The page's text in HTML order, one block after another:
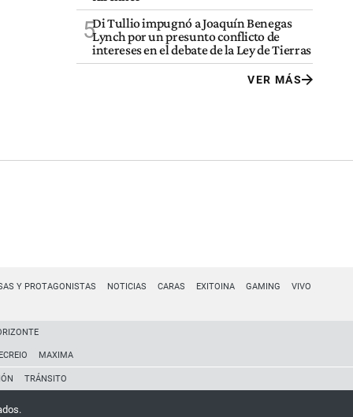
5Di Tullio impugnó a Joaquín Benegas
Lynch por un presunto conflicto de
intereses en el debate de la Ley de Tierras
VER MÁS
Y PROTAGONISTAS NOTICIAS CARAS EXITOINA GAMING VIVO
MAXIMA
TRÁNSITO